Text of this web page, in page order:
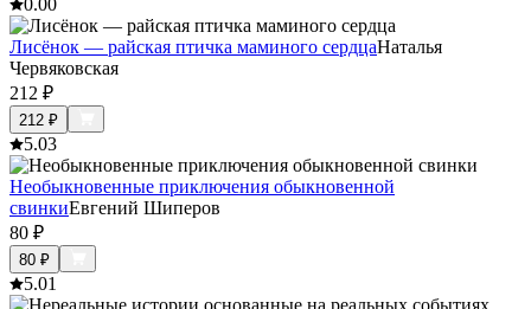
0.00
Лисёнок — райская птичка маминого сердцаНаталья
Червяковская
212 ₽
212 ₽
5.03
Необыкновенные приключения обыкновенной
свинкиЕвгений Шиперов
80 ₽
80 ₽
5.01